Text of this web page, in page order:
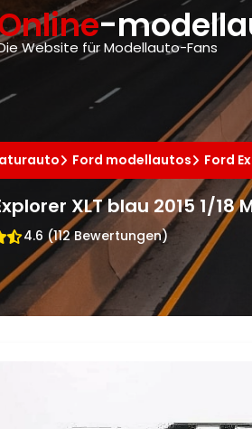
-
Website für Modellauto-Fans
Ford modellautos Ford
XLT blau 2015 1/18
4.6 (112 Bewertungen)